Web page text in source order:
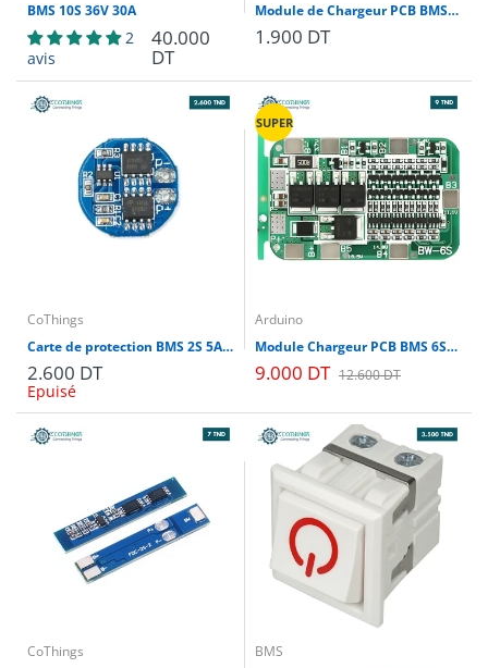
BMS 10S 36V 30A
2
avis
40.000
DT
Module de Chargeur PCB BMS 1S 3A 3.7V
1.900 DT
CoThings
Carte de protection BMS 2S 5A 7.4V 8.4V Pour Batterie Lithium 18650
2.600 DT
Epuisé
SUPER
Arduino
Module Chargeur PCB BMS 6S-12A 24V LI-ION Batterie 18650 6S
9.000 DT 12.600 DT
CoThings
BMS